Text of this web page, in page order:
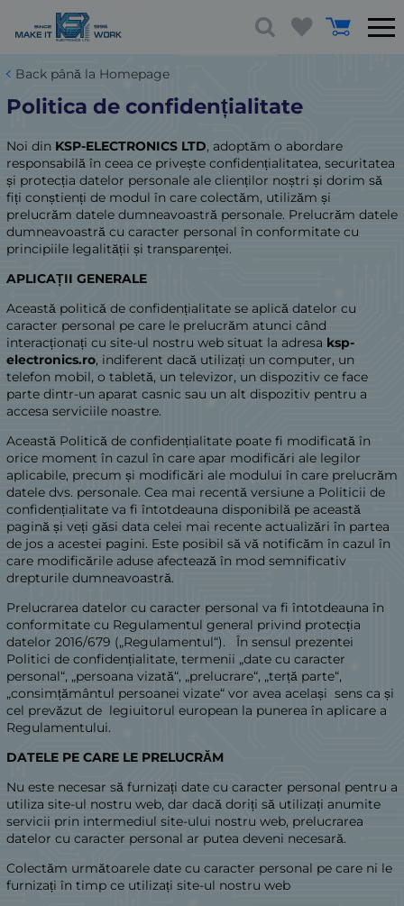
Back până la Homepage
Politica de confidențialitate
Noi din KSP-ELECTRONICS LTD, adoptăm o abordare
responsabilă în ceea ce privește confidențialitatea, securitatea
și protecția datelor personale ale clienților noștri și dorim să
fiți conștienți de modul în care colectăm, utilizăm și
prelucrăm datele dumneavoastră personale. Prelucrăm datele
dumneavoastră cu caracter personal în conformitate cu
principiile legalității și transparenței.
APLICAȚII GENERALE
Această politică de confidențialitate se aplică datelor cu
caracter personal pe care le prelucrăm atunci când
interacționați cu site-ul nostru web situat la adresa ksp-
electronics.ro, indiferent dacă utilizați un computer, un
telefon mobil, o tabletă, un televizor, un dispozitiv ce face
parte dintr-un aparat casnic sau un alt dispozitiv pentru a
accesa serviciile noastre.
Această Politică de confidențialitate poate fi modificată în
orice moment în cazul în care apar modificări ale legilor
aplicabile, precum și modificări ale modului în care prelucrăm
datele dvs. personale. Cea mai recentă versiune a Politicii de
confidențialitate va fi întotdeauna disponibilă pe această
pagină și veți găsi data celei mai recente actualizări în partea
de jos a acestei pagini. Este posibil să vă notificăm în cazul în
care modificările aduse afectează în mod semnificativ
drepturile dumneavoastră.
Prelucrarea datelor cu caracter personal va fi întotdeauna în
conformitate cu Regulamentul general privind protecția
datelor 2016/679 („Regulamentul“). În sensul prezentei
Politici de confidențialitate, termenii „date cu caracter
personal“, „persoana vizată“, „prelucrare“, „terță parte“,
„consimțământul persoanei vizate“ vor avea același sens ca și
cel prevăzut de legiuitorul european la punerea în aplicare a
Regulamentului.
DATELE PE CARE LE PRELUCRĂM
Nu este necesar să furnizați date cu caracter personal pentru a
utiliza site-ul nostru web, dar dacă doriți să utilizați anumite
servicii prin intermediul site-ului nostru web, prelucrarea
datelor cu caracter personal ar putea deveni necesară.
Colectăm următoarele date cu caracter personal pe care ni le
furnizați în timp ce utilizați site-ul nostru web